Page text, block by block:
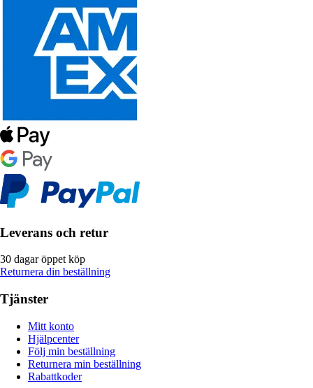
Leverans och retur
30 dagar öppet köp
Returnera din beställning
Tjänster
Mitt konto
Hjälpcenter
Följ min beställning
Returnera min beställning
Rabattkoder